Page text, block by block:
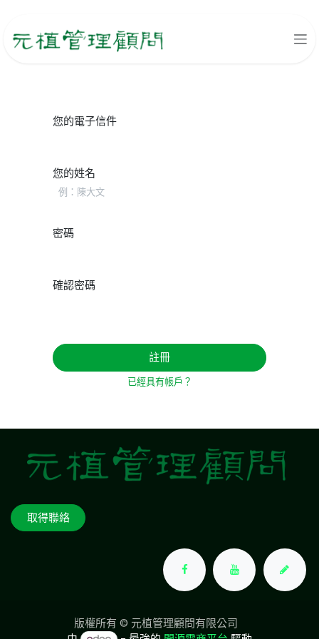
您的電子信件
您的姓名
密碼
確認密碼
註冊
已經具有帳戶？
取得聯絡
版權所有 © 元植管理顧問有限公司